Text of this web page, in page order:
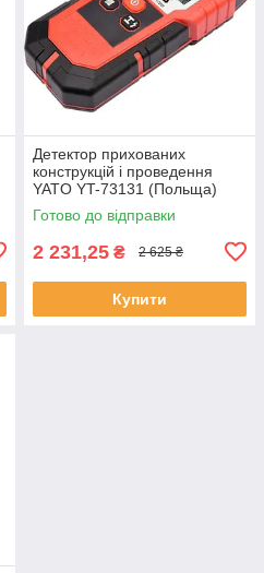
Детектор прихованих
конструкцій і проведення
YATO YT-73131 (Польща)
Готово до відправки
2 231,25 ₴ 2 625 ₴
Купити